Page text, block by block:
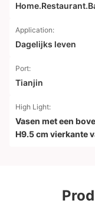
Application:
Dagelijks leven
Port:
Tianjin
High Light:
Vasen met een
H9.5 cm vierkante